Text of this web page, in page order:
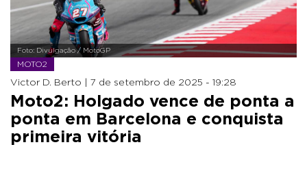
Foto: Divulgação / MotoGP
MOTO2
Victor D. Berto | 7 de setembro de 2025 - 19:28
Moto2: Holgado vence de ponta a
ponta em Barcelona e conquista
primeira vitória